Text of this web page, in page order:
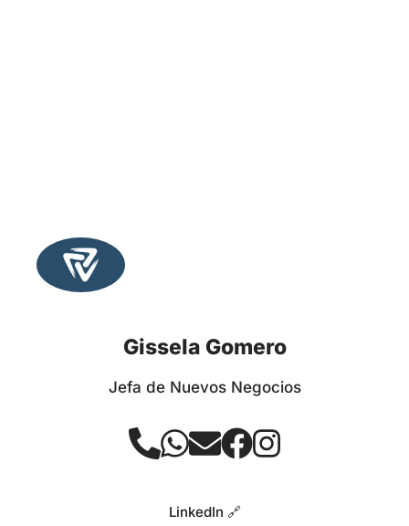
Gissela Gomero
Jefa de Nuevos Negocios
LinkedIn 🔗